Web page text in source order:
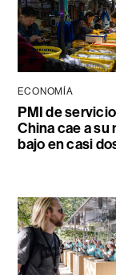
ECONOMÍA
PMI de
China cae a su
bajo en casi